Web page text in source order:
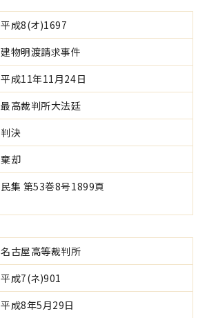
平成8(オ)1697
建物明渡請求事件
平成11年11月24日
最高裁判所大法廷
判決
棄却
民集 第53巻8号1899頁
名古屋高等裁判所
平成7(ネ)901
平成8年5月29日